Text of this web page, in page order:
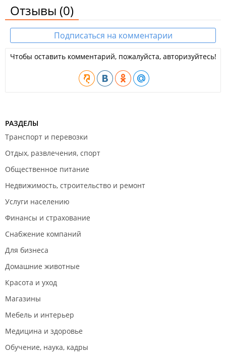
Отзывы (0)
Подписаться на комментарии
Чтобы оставить комментарий, пожалуйста, авторизуйтесь!
РАЗДЕЛЫ
Транспорт и перевозки
Отдых, развлечения, спорт
Общественное питание
Недвижимость, строительство и ремонт
Услуги населению
Финансы и страхование
Снабжение компаний
Для бизнеса
Домашние животные
Красота и уход
Магазины
Мебель и интерьер
Медицина и здоровье
Обучение, наука, кадры